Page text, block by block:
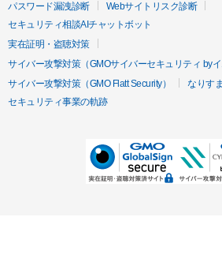
パスワード漏洩診断
Webサイトリスク診断
セキュリティ相談AIチャットボット
実在証明・盗聴対策
サイバー攻撃対策（GMOサイバーセキュリティ byイ
サイバー攻撃対策（GMO Flatt Security）
なりす
セキュリティ事業の軌跡